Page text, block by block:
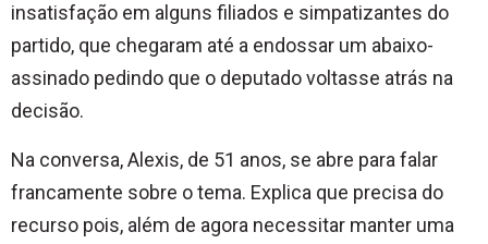
insatisfação em alguns filiados e simpatizantes do
partido, que chegaram até a endossar um abaixo-
assinado pedindo que o deputado voltasse atrás na
decisão.
Na conversa, Alexis, de 51 anos, se abre para falar
francamente sobre o tema. Explica que precisa do
recurso pois, além de agora necessitar manter uma